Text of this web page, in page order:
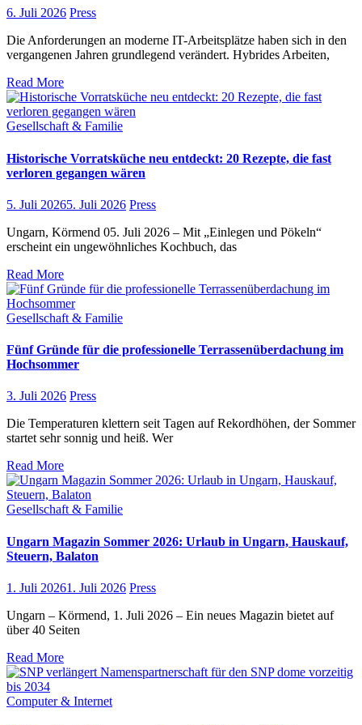
6. Juli 2026 Press
Die Anforderungen an moderne IT-Arbeitsplätze haben sich in den
vergangenen Jahren grundlegend verändert. Hybrides Arbeiten,
Read More
Gesellschaft & Familie
Historische Vorratsküche neu entdeckt: 20 Rezepte, die fast
verloren gegangen wären
5. Juli 20265. Juli 2026 Press
Ungarn, Körmend 05. Juli 2026 – Mit „Einlegen und Pökeln“
erscheint ein ungewöhnliches Kochbuch, das
Read More
Gesellschaft & Familie
Fünf Gründe für die professionelle Terrassenüberdachung im
Hochsommer
3. Juli 2026 Press
Die Temperaturen klettern seit Tagen auf Rekordhöhen, der Sommer
startet sehr sonnig und heiß. Wer
Read More
Gesellschaft & Familie
Ungarn Magazin Sommer 2026: Urlaub in Ungarn, Hauskauf,
Steuern, Balaton
1. Juli 20261. Juli 2026 Press
Ungarn – Körmend, 1. Juli 2026 – Ein neues Magazin bietet auf
über 40 Seiten
Read More
Computer & Internet